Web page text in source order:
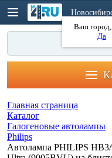
Ваш
Да
Главная страница
Каталог
Галогеновые автолампы
Philips
Автолампа PHILIPS